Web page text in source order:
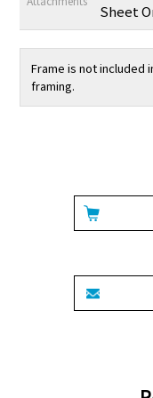
Sheet
Frame is not included
framing.